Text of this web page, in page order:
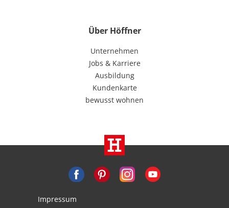
Über Höffner
Unternehmen
Jobs & Karriere
Ausbildung
Kundenkarte
bewusst wohnen
Impressum